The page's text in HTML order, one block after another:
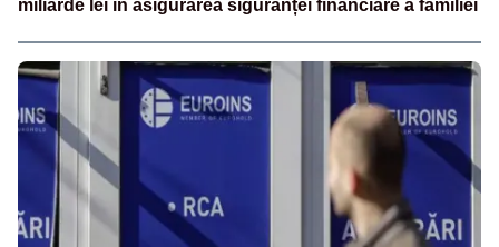
miliarde lei în asigurarea siguranței financiare a familiei